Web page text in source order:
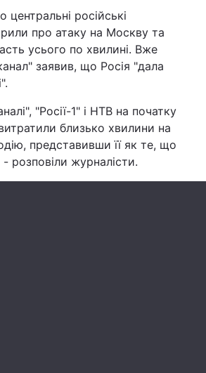
Лайт
Інциденти
Туризм
Регіони
центральні російські
про атаку на Москву та
усього по хвилині. Вже
заявив, що Росія "дала
"Росії-1" і НТВ на початку
близько хвилини на
представивши її як те, що
розповіли журналісти.